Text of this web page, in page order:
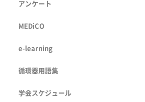
アンケート
MEDiCO
e-learning
循環器用語集
学会スケジュール